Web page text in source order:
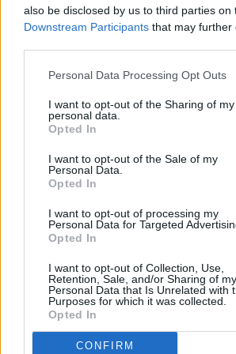
also be disclosed by us to third parties on
Downstream Participants that may further
Personal Data Processing Opt Outs
I want to opt-out of the Sharing of my
personal data.
Opted In
I want to opt-out of the Sale of my
Personal Data.
Opted In
I want to opt-out of processing my
Personal Data for Targeted
Opted In
I want to opt-out of Collection, Use,
Retention, Sale, and/or Sharing of my
Personal Data that Is Unrelated with
Purposes for which it was collected.
Opted In
CONFIRM
Τόλης Λελεκίδης
Το άρθρο δεν έχει ακόμα βαθμολογηθεί.
Βαθμολογήστε αυτό το άρθρο:
★★ ★